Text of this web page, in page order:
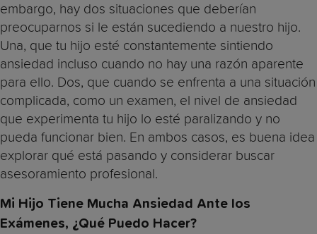
embargo, hay dos situaciones que deberían
preocuparnos si le están sucediendo a nuestro hijo.
Una, que tu hijo esté constantemente sintiendo
ansiedad incluso cuando no hay una razón aparente
para ello. Dos, que cuando se enfrenta a una situación
complicada, como un examen, el nivel de ansiedad
que experimenta tu hijo lo esté paralizando y no
pueda funcionar bien. En ambos casos, es buena idea
explorar qué está pasando y considerar buscar
asesoramiento profesional.
Mi Hijo Tiene Mucha Ansiedad Ante los
Exámenes, ¿Qué Puedo Hacer?